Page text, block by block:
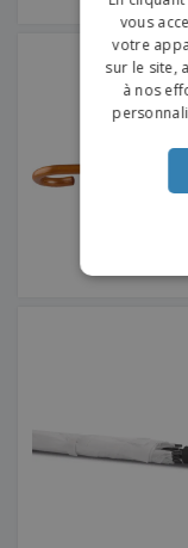
vous
votre
sur le site,
à nos